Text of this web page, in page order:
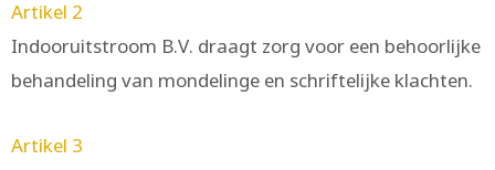
Artikel 2
Indooruitstroom B.V. draagt zorg voor een behoorlijke
behandeling van mondelinge en schriftelijke klachten.
Artikel 3